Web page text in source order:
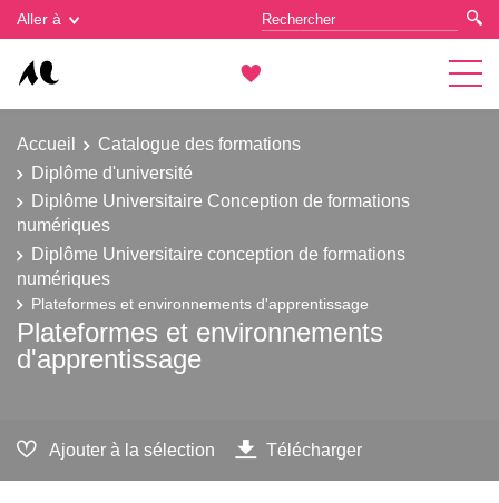
Aller à
Accueil
Catalogue des formations
Diplôme d'université
Diplôme Universitaire Conception de formations
numériques
Diplôme Universitaire conception de formations
numériques
Plateformes et environnements d'apprentissage
Plateformes et environnements
d'apprentissage
Ajouter à la sélection Télécharger
Gestion des cookies